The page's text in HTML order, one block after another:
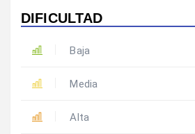
DIFICULTAD
Baja
Media
Alta